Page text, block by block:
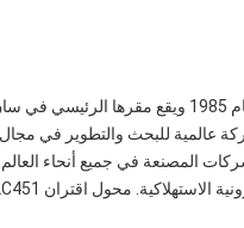
عالمية للبحث والتطوير في
المصنعة في جميع أنحاء العالم